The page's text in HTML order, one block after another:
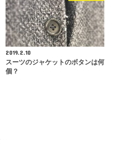
2019.2.10
スーツのジャケットのボタンは何
個？